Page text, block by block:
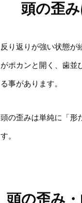
頭の歪
反り返りが強い状態が
がポカンと開く、歯並
る事があります。
頭の歪みは単純に「形
す。
頭の歪み